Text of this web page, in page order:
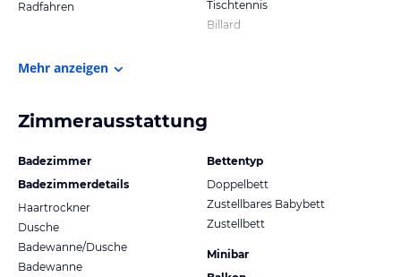
Radfahren
Tischtennis
Billard
Mehr anzeigen
Zimmerausstattung
Badezimmer
Badezimmerdetails
Haartrockner
Dusche
Badewanne/Dusche
Badewanne
Bettentyp
Doppelbett
Zustellbares Babybett
Zustellbett
Minibar